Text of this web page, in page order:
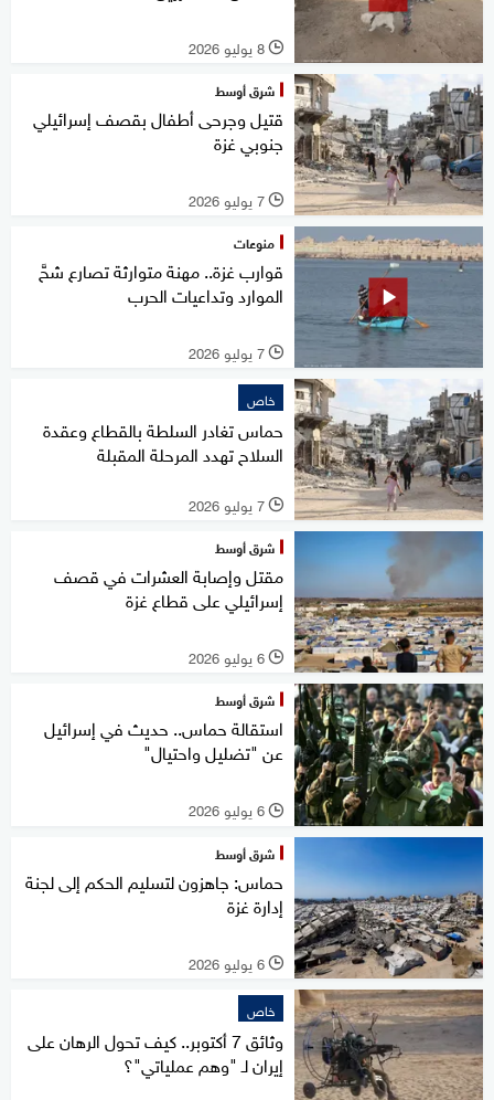
l 8 يوليو 2026
شرق أوسط
قتيل وجرحى أطفال بقصف إسرائيلي
جنوبي غزة
l 7 يوليو 2026
منوعات
قوارب غزة.. مهنة متوارثة تصارع شحَّ
الموارد وتداعيات الحرب
l 7 يوليو 2026
خاص
حماس تغادر السلطة بالقطاع وعقدة
السلاح تهدد المرحلة المقبلة
l 7 يوليو 2026
شرق أوسط
مقتل وإصابة العشرات في قصف
إسرائيلي على قطاع غزة
l 6 يوليو 2026
شرق أوسط
استقالة حماس.. حديث في إسرائيل
عن "تضليل واحتيال"
l 6 يوليو 2026
شرق أوسط
حماس: جاهزون لتسليم الحكم إلى لجنة
إدارة غزة
l 6 يوليو 2026
خاص
وثائق 7 أكتوبر.. كيف تحول الرهان على
إيران لـ "وهم عملياتي"؟